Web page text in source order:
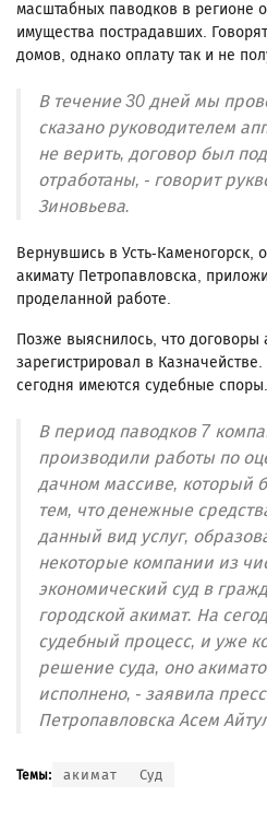
масштабных паводков в регионе
имущества пострадавших.
домов, однако оплату так и не
В течение 30 дней мы
сказано руководителем
не верить, договор был
отработаны, - говорит
Зиновьева.
Вернувшись в Усть-Каменогорск,
акимату Петропавловска,
проделанной работе.
Позже выяснилось, что договоры
зарегистрировал в
сегодня имеются судебные
В период паводков 7
производили работы по
дачном массиве, который
тем, что денежные
данный вид услуг,
некоторые компании из
экономический суд в
городской акимат. На
судебный процесс, и уже
решение суда, оно
исполнено, - заявила
Петропавловска Асем
Темы: акимат Суд